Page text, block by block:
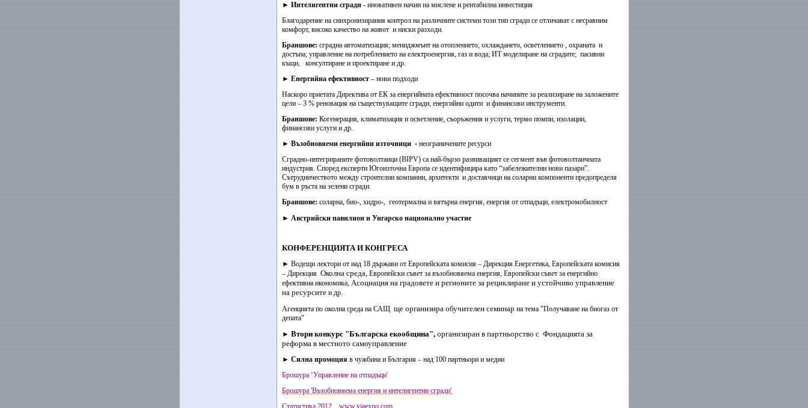
► Интелигентни сгради - иновативен начин на мислене и рентабилна инвестиция
Благодарение на синхронизирания контрол на различните системи този тип сгради се отличават с несравним
комфорт, високо качество на живот и ниски разходи.
Браншове: сградна автоматизация;мениджмънт на отоплението, охлаждането, осветлението , охраната и
достъпа; управление на потреблението на електроенергия, газ и вода; ИТ моделиране на сградите; пасивни
къщи,
консултиране и проектиране и др.
► Eнергийна ефективност– нови подходи
Наскоро приетата Директива от ЕК за енергийната ефективност посочва начините за реализиране на заложените
цели – 3 % реновация на съществуващите сгради, енергийни одити и финансови инструменти.
Браншове: Когенерация, климатизация и осветление, съоръжения и услуги, термо помпи, изолации,
финансови услуги и др.
► Възобновяеми енергийни източници -неограничените ресурси
Сградно-интегрираните фотоволтаици (BIPV) са най-бързо развиващият се сегмент във фотоволтаичната
индустрия. Според експерти Югоизточна Европа се идентифицира като “забележителни нови пазари”.
Сътрудничеството между строителни компании, архитекти и доставчици на соларни компоненти предопределя
бум в ръста на зелени сгради.
Браншове: соларна, био-, хидро-, геотермална и вятърна енергия, енергия от отпадъци, електромобилност
► Австрийски павилион и Унгарско национално участие
КОНФЕРЕНЦИЯТА И КОНГРЕСА
► Водещи лектори от над 18 държави от Европейската комисия – Дирекция Енергетика, Европейската комисия
– Дирекция Околна среда, Европейски съвет за възобновяема енергия, Европейски съвет за енергийно
ефективна икономика, Асоциация на градовете и регионите за рециклиране и устойчиво управление
на ресурситеи др.
Агенцията по околна среда на САЩ ще организира обучителен семинар на тема "Получаване на биогаз от
депата"
► Втори конкурс "Българска екообщина", организиран в партньорство с Фондацията за
реформа в местното самоуправление
► Силна промоция в чужбина и България – над 100 партньори и медии
Брошура ‘Управление на отпадъци'
Брошура'Възобновяема енергия иинтелигентни сгради'
Статистика 2012
www.viaexpo.com